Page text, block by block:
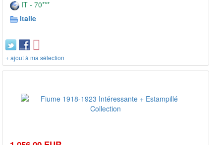
IT - 70***
Italie
+ ajout à ma sélection